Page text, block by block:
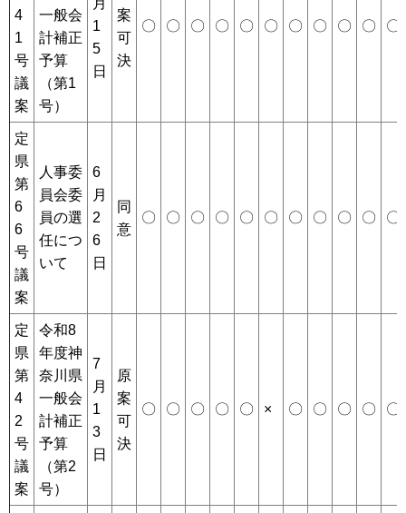
4
1
号
議
案
一般会
計補正
予算
（第1
号）
月
1
5
日
案
可
決
〇 〇 〇 〇 〇 〇 〇 〇 〇 〇 〇
定
県
第
6
6
号
議
案
人事委
員会委
員の選
任につ
いて
6
月
2
6
日
同
意
〇 〇 〇 〇 〇 〇 〇 〇 〇 〇 〇
定
県
第
4
2
号
議
案
令和8
年度神
奈川県
一般会
計補正
予算
（第2
号）
7
月
1
3
日
原
案
可
決
〇 〇 〇 〇 〇 × 〇 〇 〇 〇 〇